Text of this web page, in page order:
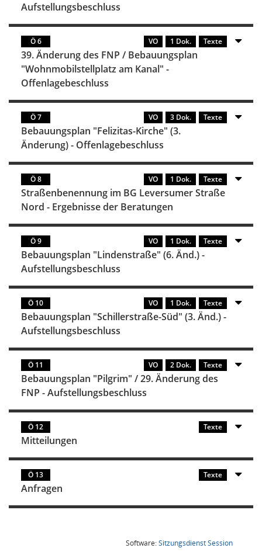
Aufstellungsbeschluss
Ö 6 VO 1 Dok. Texte
39. Änderung des FNP / Bebauungsplan
"Wohnmobilstellplatz am Kanal" -
Offenlagebeschluss
Ö 7 VO 3 Dok. Texte
Bebauungsplan "Felizitas-Kirche" (3.
Änderung) - Offenlagebeschluss
Ö 8 VO 1 Dok. Texte
Straßenbenennung im BG Leversumer Straße
Nord - Ergebnisse der Beratungen
Ö 9 VO 1 Dok. Texte
Bebauungsplan "Lindenstraße" (6. Änd.) -
Aufstellungsbeschluss
Ö 10 VO 1 Dok. Texte
Bebauungsplan "Schillerstraße-Süd" (3. Änd.) -
Aufstellungsbeschluss
Ö 11 VO 2 Dok. Texte
Bebauungsplan "Pilgrim" / 29. Änderung des
FNP - Aufstellungsbeschluss
Ö 12 Texte
Mitteilungen
Ö 13 Texte
Anfragen
Software:SitzungsdienstSession(Wird in